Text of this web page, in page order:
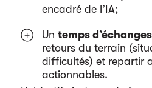
encadré de l’IA;
Un temps d’échanges
retours du terrain
difficultés) et repartir
actionnables.